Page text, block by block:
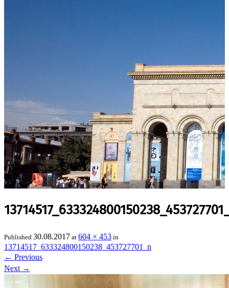
Published 30.08.2017 at 604 × 453 in
13714517_633324800150238_453727701_n
← Previous
Next →